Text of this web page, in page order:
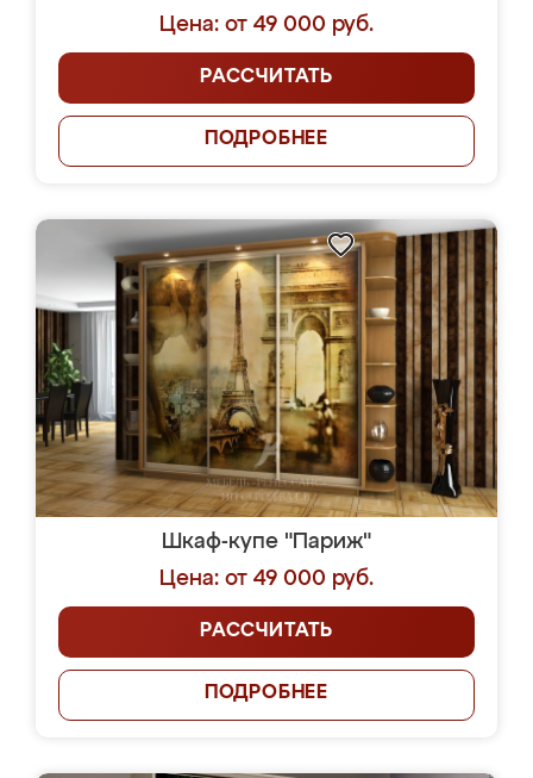
Цена: от 49 000 руб.
РАССЧИТАТЬ
ПОДРОБНЕЕ
Шкаф-купе "Париж"
Цена: от 49 000 руб.
РАССЧИТАТЬ
ПОДРОБНЕЕ